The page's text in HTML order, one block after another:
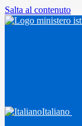
Salta al contenuto
Italiano